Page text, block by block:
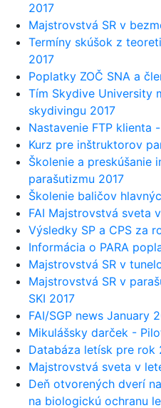
2017
Majstrovstvá SR v
Termíny skúšok z
2017
Poplatky ZOČ SNA a
Tím Skydive University
skydivingu 2017
Nastavenie FTP klienta
Kurz pre inštruktorov
Školenie a preskúšanie
parašutizmu 2017
Školenie baličov
FAI Majstrovstvá sveta
Výsledky SP a CPS za
Informácia o PARA
Majstrovstvá SR v
Majstrovstvá SR v
SKI 2017
FAI/SGP news January
Mikulášsky darček -
Databáza letísk pre rok
Majstrovstvá sveta v
Deň otvorených dverí
na biologickú ochranu